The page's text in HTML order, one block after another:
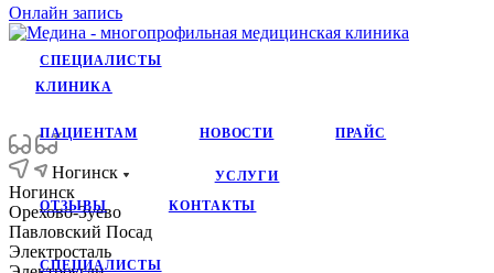
СПЕЦИАЛИСТЫ
ПАЦИЕНТАМ НОВОСТИ ПРАЙС
ОТЗЫВЫ КОНТАКТЫ
Онлайн запись
КЛИНИКА
УСЛУГИ
СПЕЦИАЛИСТЫ
Ногинск
Ногинск
Орехово-Зуево
Павловский Посад
Электросталь